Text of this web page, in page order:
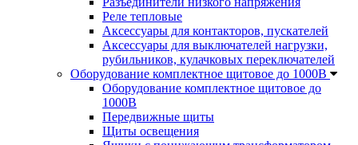
Реле тепловые
Аксессуары для контакторов, пускателей
Аксессуары для выключателей нагрузки,
рубильников, кулачковых переключателей
Оборудование комплектное щитовое до 1000В
Оборудование комплектное щитовое до
1000В
Передвижные щиты
Щиты освещения